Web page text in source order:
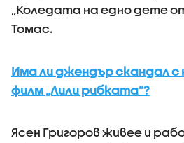
„Коледата на едно дете
Томас.
Има ли джендър скандал с
филм „Лили рибката”?
Ясен Григоров живее и